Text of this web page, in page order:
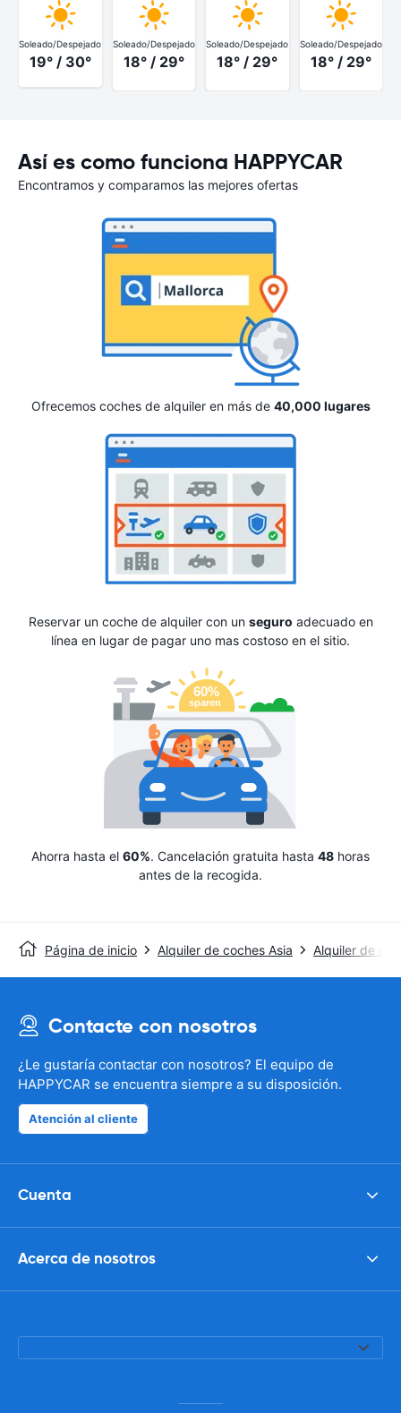
Soleado/Despejado
19° / 30°
Soleado/Despejado
18° / 29°
Soleado/Despejado
18° / 29°
Soleado/Despejado
18° / 29°
Así es como funciona HAPPYCAR
Encontramos y comparamos las mejores ofertas
Ofrecemos coches de alquiler en más de 40,000 lugares
Reservar un coche de alquiler con un seguro adecuado en
línea en lugar de pagar uno mas costoso en el sitio.
Ahorra hasta el 60%. Cancelación gratuita hasta 48 horas
antes de la recogida.
Página de inicio Alquiler de coches Asia Alquiler de
Contacte con nosotros
¿Le gustaría contactar con nosotros? El equipo de
HAPPYCAR se encuentra siempre a su disposición.
Atención al cliente
Cuenta
Acerca de nosotros